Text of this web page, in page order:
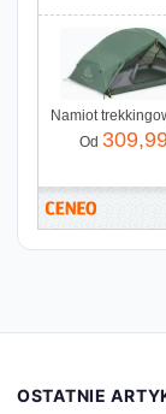
Od
OSTATNIE